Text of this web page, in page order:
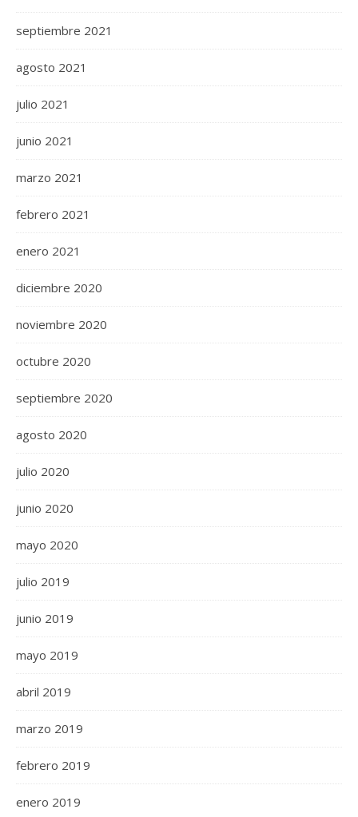
septiembre 2021
agosto 2021
julio 2021
junio 2021
marzo 2021
febrero 2021
enero 2021
diciembre 2020
noviembre 2020
octubre 2020
septiembre 2020
agosto 2020
julio 2020
junio 2020
mayo 2020
julio 2019
junio 2019
mayo 2019
abril 2019
marzo 2019
febrero 2019
enero 2019